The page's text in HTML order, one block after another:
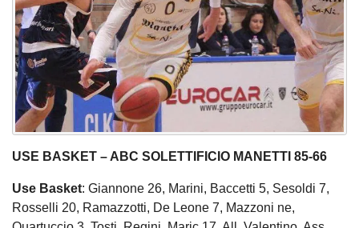
USE BASKET – ABC SOLETTIFICIO MANETTI 85-66
Use Basket: Giannone 26, Marini, Baccetti 5, Sesoldi 7,
Rosselli 20, Ramazzotti, De Leone 7, Mazzoni ne,